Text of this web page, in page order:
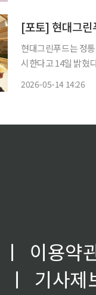
[포토] 현대그린
현대그린푸드는 정
시한다고 14일 밝혔다. '자연
2026-05-14 14:26
ㅣ
이용약
ㅣ
기사제